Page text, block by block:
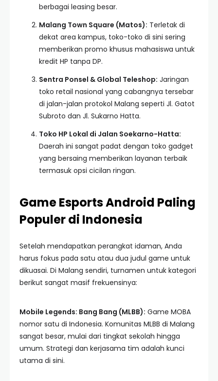
berbagai leasing besar.
Malang Town Square (Matos): Terletak di
dekat area kampus, toko-toko di sini sering
memberikan promo khusus mahasiswa untuk
kredit HP tanpa DP.
Sentra Ponsel & Global Teleshop: Jaringan
toko retail nasional yang cabangnya tersebar
di jalan-jalan protokol Malang seperti Jl. Gatot
Subroto dan Jl. Sukarno Hatta.
Toko HP Lokal di Jalan Soekarno-Hatta:
Daerah ini sangat padat dengan toko gadget
yang bersaing memberikan layanan terbaik
termasuk opsi cicilan ringan.
Game Esports Android Paling
Populer di Indonesia
Setelah mendapatkan perangkat idaman, Anda
harus fokus pada satu atau dua judul game untuk
dikuasai. Di Malang sendiri, turnamen untuk kategori
berikut sangat masif frekuensinya:
Mobile Legends: Bang Bang (MLBB): Game MOBA
nomor satu di Indonesia. Komunitas MLBB di Malang
sangat besar, mulai dari tingkat sekolah hingga
umum. Strategi dan kerjasama tim adalah kunci
utama di sini.